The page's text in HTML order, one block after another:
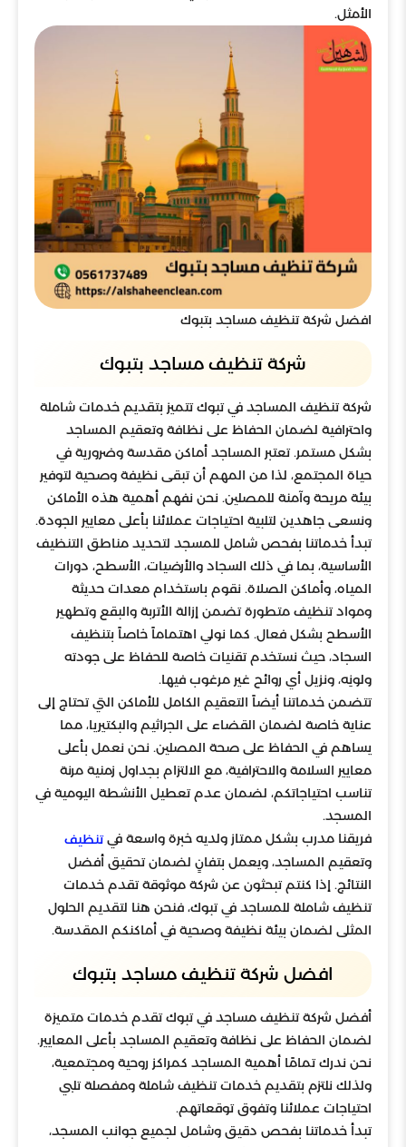
الأمثل.
افضل شركة تنظيف مساجد بتبوك
شركة تنظيف مساجد بتبوك
شركة تنظيف المساجد في تبوك تتميز بتقديم خدمات شاملة
واحترافية لضمان الحفاظ على نظافة وتعقيم المساجد
بشكل مستمر. تعتبر المساجد أماكن مقدسة وضرورية في
حياة المجتمع، لذا من المهم أن تبقى نظيفة وصحية لتوفير
بيئة مريحة وآمنة للمصلين. نحن نفهم أهمية هذه الأماكن
ونسعى جاهدين لتلبية احتياجات عملائنا بأعلى معايير الجودة.
تبدأ خدماتنا بفحص شامل للمسجد لتحديد مناطق التنظيف
الأساسية، بما في ذلك السجاد والأرضيات، الأسطح، دورات
المياه، وأماكن الصلاة. نقوم باستخدام معدات حديثة
ومواد تنظيف متطورة تضمن إزالة الأتربة والبقع وتطهير
الأسطح بشكل فعال. كما نولي اهتماماً خاصاً بتنظيف
السجاد، حيث نستخدم تقنيات خاصة للحفاظ على جودته
ولونِه، ونزيل أي روائح غير مرغوب فيها.
تتضمن خدماتنا أيضاً التعقيم الكامل للأماكن التي تحتاج إلى
عناية خاصة لضمان القضاء على الجراثيم والبكتيريا، مما
يساهم في الحفاظ على صحة المصلين. نحن نعمل بأعلى
معايير السلامة والاحترافية، مع الالتزام بجداول زمنية مرنة
تناسب احتياجاتكم، لضمان عدم تعطيل الأنشطة اليومية في
المسجد.
فريقنا مدرب بشكل ممتاز ولديه خبرة واسعة فيتنظيف
وتعقيم المساجد، ويعمل بتفانٍ لضمان تحقيق أفضل
النتائج. إذا كنتم تبحثون عن شركة موثوقة تقدم خدمات
تنظيف شاملة للمساجد في تبوك، فنحن هنا لتقديم الحلول
المثلى لضمان بيئة نظيفة وصحية في أماكنكم المقدسة.
افضل شركة تنظيف مساجد بتبوك
أفضل شركة تنظيف مساجد في تبوك تقدم خدمات متميزة
لضمان الحفاظ على نظافة وتعقيم المساجد بأعلى المعايير.
نحن ندرك تمامًا أهمية المساجد كمراكز روحية ومجتمعية،
ولذلك نلتزم بتقديم خدمات تنظيف شاملة ومفصلة تلبي
احتياجات عملائنا وتفوق توقعاتهم.
تبدأ خدماتنا بفحص دقيق وشامل لجميع جوانب المسجد،